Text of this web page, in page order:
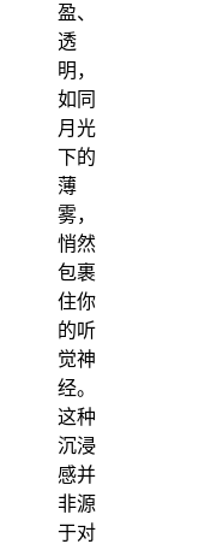
盈、
透
明，
如同
月光
下的
薄
雾，
悄然
包裹
住你
的听
觉神
经。
这种
沉浸
感并
非源
于对